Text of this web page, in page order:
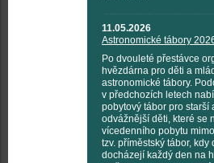
11.05.2026
Astronomické tábory
Po dvouleté přestávce
hvězdárna pro děti a
astronomické tábory.
v předchozích letech
pobytový tábor pro starší
odvážnější děti, které se
vícedenního pobytu
tzv. příměstský tábor, kdy
docházejí každý den na